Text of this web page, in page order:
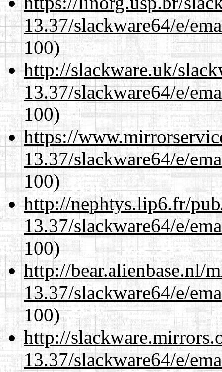
13.37/slackware64/e/
100)
http://slackware.uk/
13.37/slackware64/e/
100)
https://
13.37/slackware64/e/
100)
http://nephtys.lip6.fr/
13.37/slackware64/e/
100)
http://bear.alienbase.nl/
13.37/slackware64/e/
100)
http://
13.37/slackware64/e/